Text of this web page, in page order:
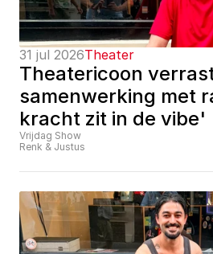
31 jul 2026Theater
Theatericoon
samenwerking met
kracht zit in de vibe'
Vrijdag Show
Renk & Justus